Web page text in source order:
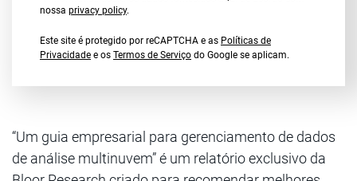
nossa privacy policy.
Este site é protegido por reCAPTCHA e as Políticas de
Privacidade e os Termos de Serviço do Google se aplicam.
“Um guia empresarial para gerenciamento de dados
de análise multinuvem” é um relatório exclusivo da